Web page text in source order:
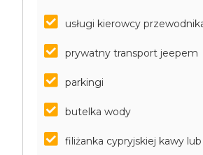
usługi kierowcy
prywatny transport jeepem
parkingi
butelka wody
filiżanka cypryjskiej kawy